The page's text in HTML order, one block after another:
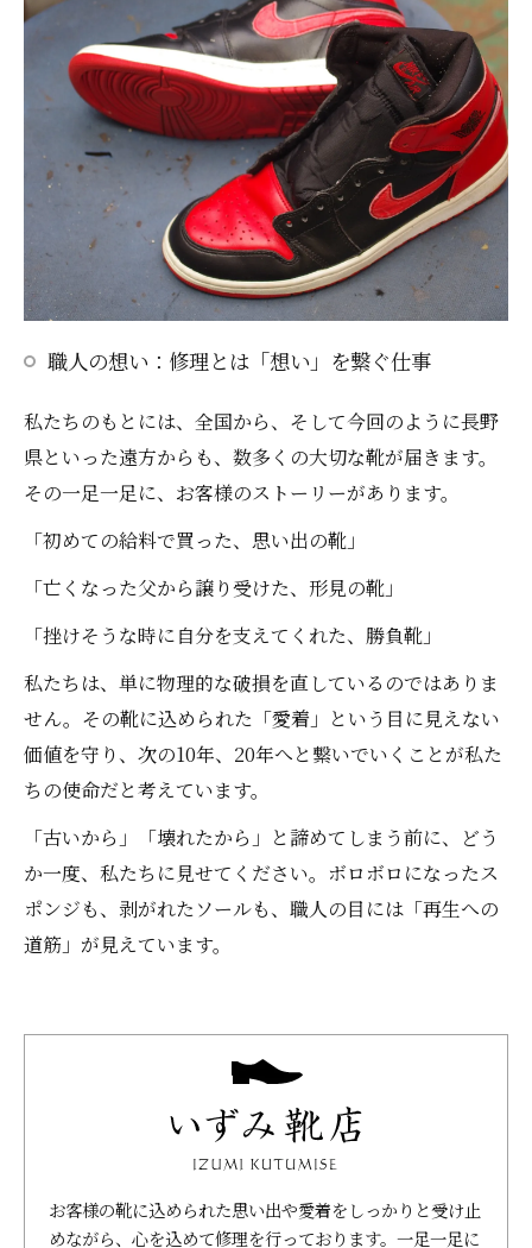
職人の想い：修理とは「想い」を繋ぐ仕事
私たちのもとには、全国から、そして今回のように長野
県といった遠方からも、数多くの大切な靴が届きます。
その一足一足に、お客様のストーリーがあります。
「初めての給料で買った、思い出の靴」
「亡くなった父から譲り受けた、形見の靴」
「挫けそうな時に自分を支えてくれた、勝負靴」
私たちは、単に物理的な破損を直しているのではありま
せん。その靴に込められた「愛着」という目に見えない
価値を守り、次の10年、20年へと繋いでいくことが私た
ちの使命だと考えています。
「古いから」「壊れたから」と諦めてしまう前に、どう
か一度、私たちに見せてください。ボロボロになったス
ポンジも、剥がれたソールも、職人の目には「再生への
道筋」が見えています。
お客様の靴に込められた思い出や愛着をしっかりと受け止
めながら、心を込めて修理を行っております。一足一足に